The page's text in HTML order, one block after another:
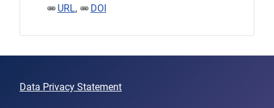
URL, DOI
Data Privacy Statement